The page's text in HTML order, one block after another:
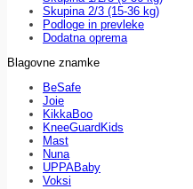
Skupina 2/3 (15-36 kg)
Podloge in prevleke
Dodatna oprema
Blagovne znamke
BeSafe
Joie
KikkaBoo
KneeGuardKids
Mast
Nuna
UPPABaby
Voksi